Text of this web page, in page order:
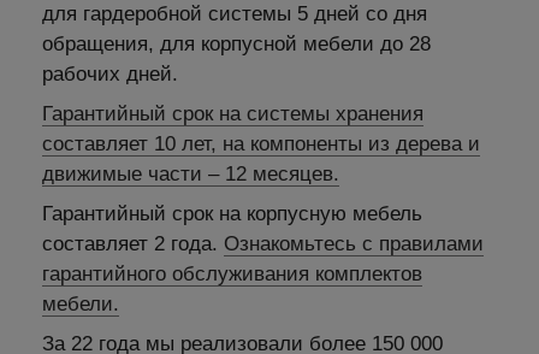
для гардеробной системы 5 дней со дня
обращения, для корпусной мебели до 28
рабочих дней.
Гарантийный срок на системы хранения
составляет 10 лет, на компоненты из дерева и
движимые части – 12 месяцев.
Гарантийный срок на корпусную мебель
составляет 2 года. Ознакомьтесь с правилами
гарантийного обслуживания комплектов
мебели.
За 22 года мы реализовали более 150 000